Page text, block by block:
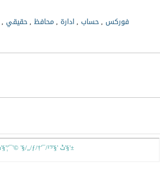
فوركس , حساب , ادارة , محافظ , حقيقي ,
hg;k]d defj hsuhv hgthz]m oropa>ae oropaae /ٹ'«'¨'ھ '§/„/پ'§'¦'¯'© '§/„/ƒ/†'¯/ٹ '§'³'¹'§'±